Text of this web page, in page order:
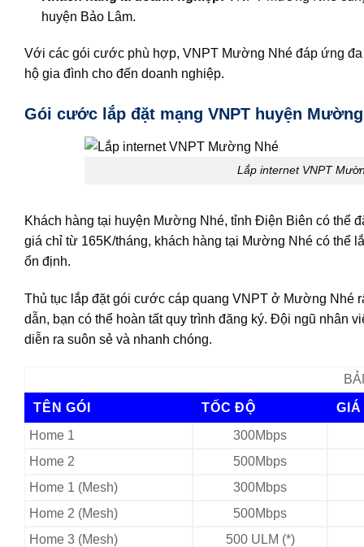
huyện Bảo Lâm.
Với các gói cước phù hợp, VNPT Mường Nhé đáp ứng
hộ gia đình cho đến doanh nghiệp.
Gói cước lắp đặt mạng VNPT huyện
Lắp internet VNPT
Khách hàng tại huyện Mường Nhé, tỉnh Điện Biên có thể
giá chỉ từ 165K/tháng, khách hàng tại Mường Nhé có thể
ổn định.
Thủ tục lắp đặt gói cước cáp quang VNPT ở Mường Nhé
dẫn, bạn có thể hoàn tất quy trình đăng ký. Đội ngũ nhân
diễn ra suôn sẻ và nhanh chóng.
TÊN GÓI TỐC ĐỘ
GIÁ
Home 1
300Mbps
Home 2
500Mbps
Home 1 (Mesh)
300Mbps
Home 2 (Mesh)
500Mbps
Home 3 (Mesh)
500 ULM (*)